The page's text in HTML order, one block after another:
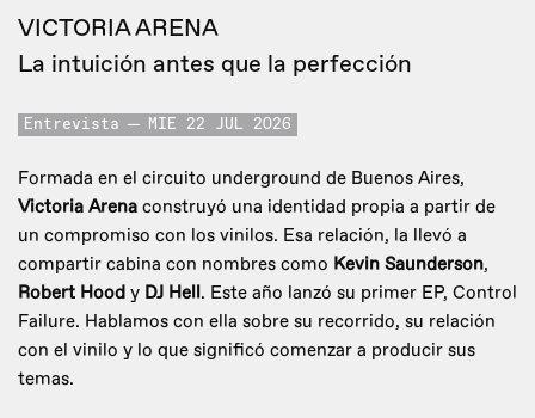
VICTORIA ARENA
La intuición antes que la perfección
Entrevista MIE 22 JUL 2026
Formada en el circuito underground de Buenos Aires,
Victoria Arena construyó una identidad propia a partir de
un compromiso con los vinilos. Esa relación, la llevó a
compartir cabina con nombres como Kevin Saunderson,
Robert Hood y DJ Hell. Este año lanzó su primer EP, Control
Failure. Hablamos con ella sobre su recorrido, su relación
con el vinilo y lo que significó comenzar a producir sus
temas.